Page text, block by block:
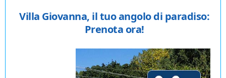
Villa Giovanna, il tuo angolo di paradiso:
Prenota ora!